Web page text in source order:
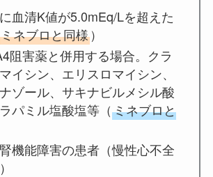
血清K値が5.0mEq/Lを超えた
ミネブロと同様）
阻害薬と併用する場合。クラ
イシン、エリスロマイシン、
ゾール、サキナビルメシル酸
パミル塩酸塩等（ミネブロと
機能障害の患者（慢性心不全